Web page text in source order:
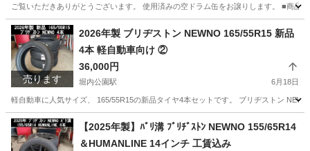
ご覧いただきありがとうございます。 使用済みの空ドラム缶をお譲りします。 ■商品
愛知 安城市 堀内公園駅 車のパーツ
売ります
2026年製 ブリヂストン NEWNO 165/55R15 新品
4本 軽自動車向け ②
36,000円
堀内公園駅 6月18日
軽自動車に人気サイズ、 165/55R15の新品タイヤ4本セットです。 ブリヂストン
愛知 安城市 堀内公園駅 タイヤ、ホイール
【2025年製】ﾊﾞﾘ溝 ﾌﾞﾘﾁﾞｽﾄﾝ NEWNO 155/65R14
＆HUMANLINE 14インチ 工賃込み